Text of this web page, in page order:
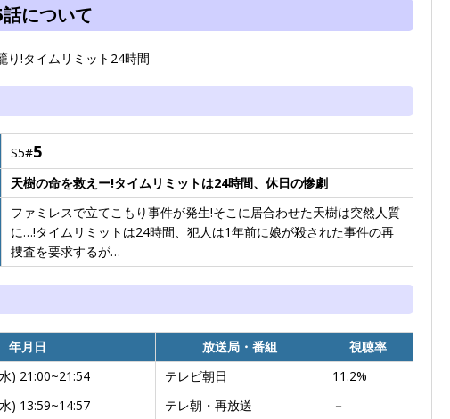
について
り!タイムリミット24時間
S5#5
天樹の命を救えー!タイムリミットは24時間、休日の惨劇
ファミレスで立てこもり事件が発生!そこに居合わせた天樹は突然人質
に…!タイムリミットは24時間、犯人は1年前に娘が殺された事件の再
捜査を要求するが…
年月日 放送局・番組
視聴率
) 21:00~21:54
テレビ朝日
11.2%
) 13:59~14:57
テレ朝・再放送 －